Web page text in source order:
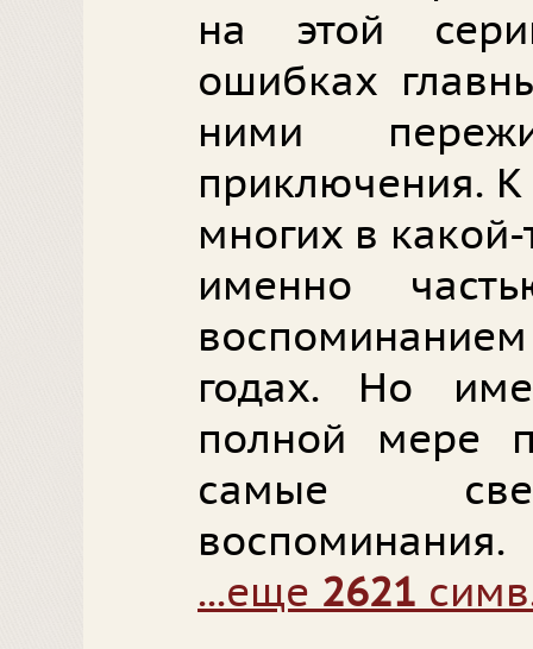
на этой
ошибках
ними
приключения.
многих в
именно
годах. Но
полной мере
самые
воспоминания.
...еще 2621